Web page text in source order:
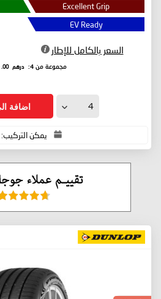
Excellent Grip
EV Ready
السعر بالكامل للإطار
مجموعة من 4: درهم 3,167
.00
اضافة
يمكن التركيب: